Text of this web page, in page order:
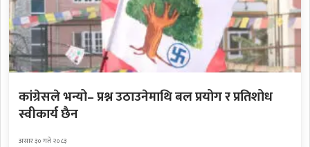
कांग्रेसले भन्यो– प्रश्न उठाउनेमाथि बल प्रयोग र प्रतिशोध
स्वीकार्य छैन
असार ३० गते २०८३